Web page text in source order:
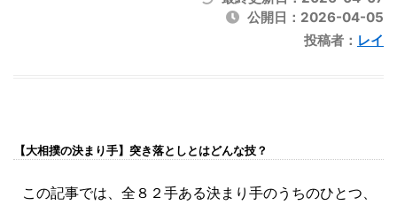
公開日：2026-04-05
投稿者： レイ
【大相撲の決まり手】突き落としとはどんな技？
この記事では、全８２手ある決まり手のうちのひとつ、